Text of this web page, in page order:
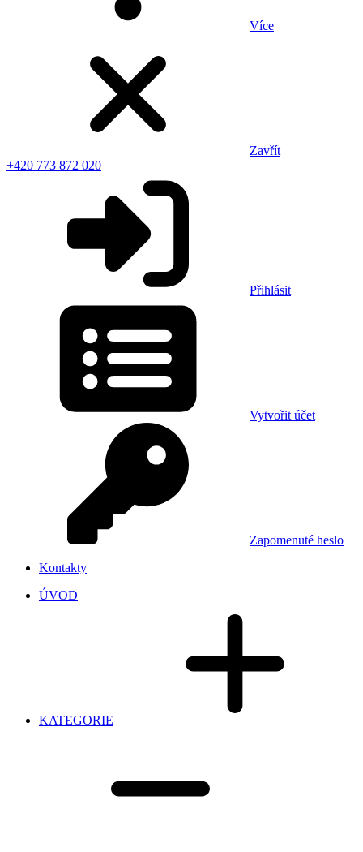
Více
Zavřít
+420 773 872 020
Přihlásit
Vytvořit účet
Zapomenuté heslo
Kontakty
ÚVOD
KATEGORIE